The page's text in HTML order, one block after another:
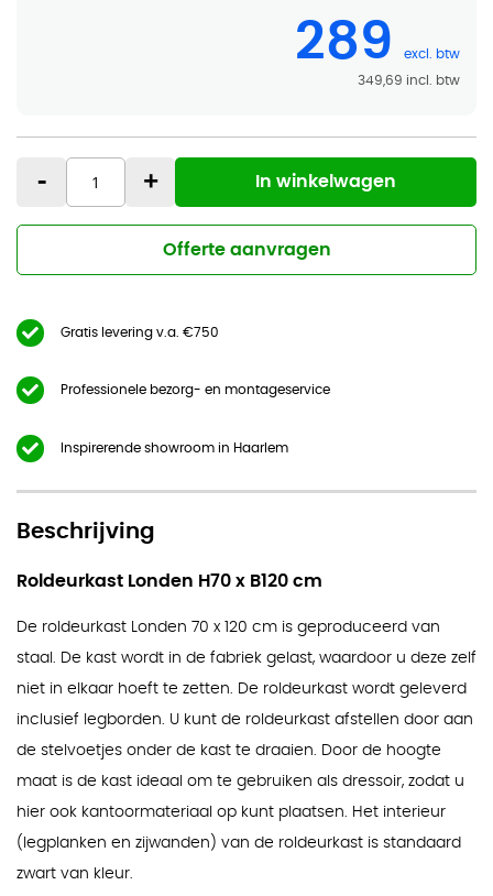
289
349,69
- + In winkelwagen
Offerte aanvragen
Gratis levering v.a. €750
Professionele bezorg- en montageservice
Inspirerende showroom in Haarlem
Beschrijving
Roldeurkast Londen H70 x B120 cm
De roldeurkast Londen 70 x 120 cm is geproduceerd van
staal. De kast wordt in de fabriek gelast, waardoor u deze zelf
niet in elkaar hoeft te zetten. De roldeurkast wordt geleverd
inclusief legborden. U kunt de roldeurkast afstellen door aan
de stelvoetjes onder de kast te draaien. Door de hoogte
maat is de kast ideaal om te gebruiken als dressoir, zodat u
hier ook kantoormateriaal op kunt plaatsen. Het interieur
(legplanken en zijwanden) van de roldeurkast is standaard
zwart van kleur.